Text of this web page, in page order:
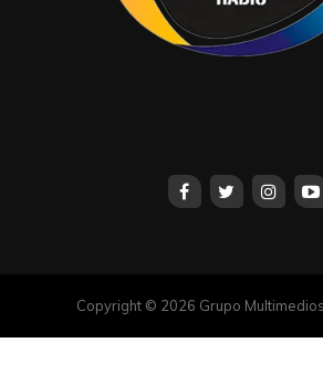
Copyright © 2026 Grupo